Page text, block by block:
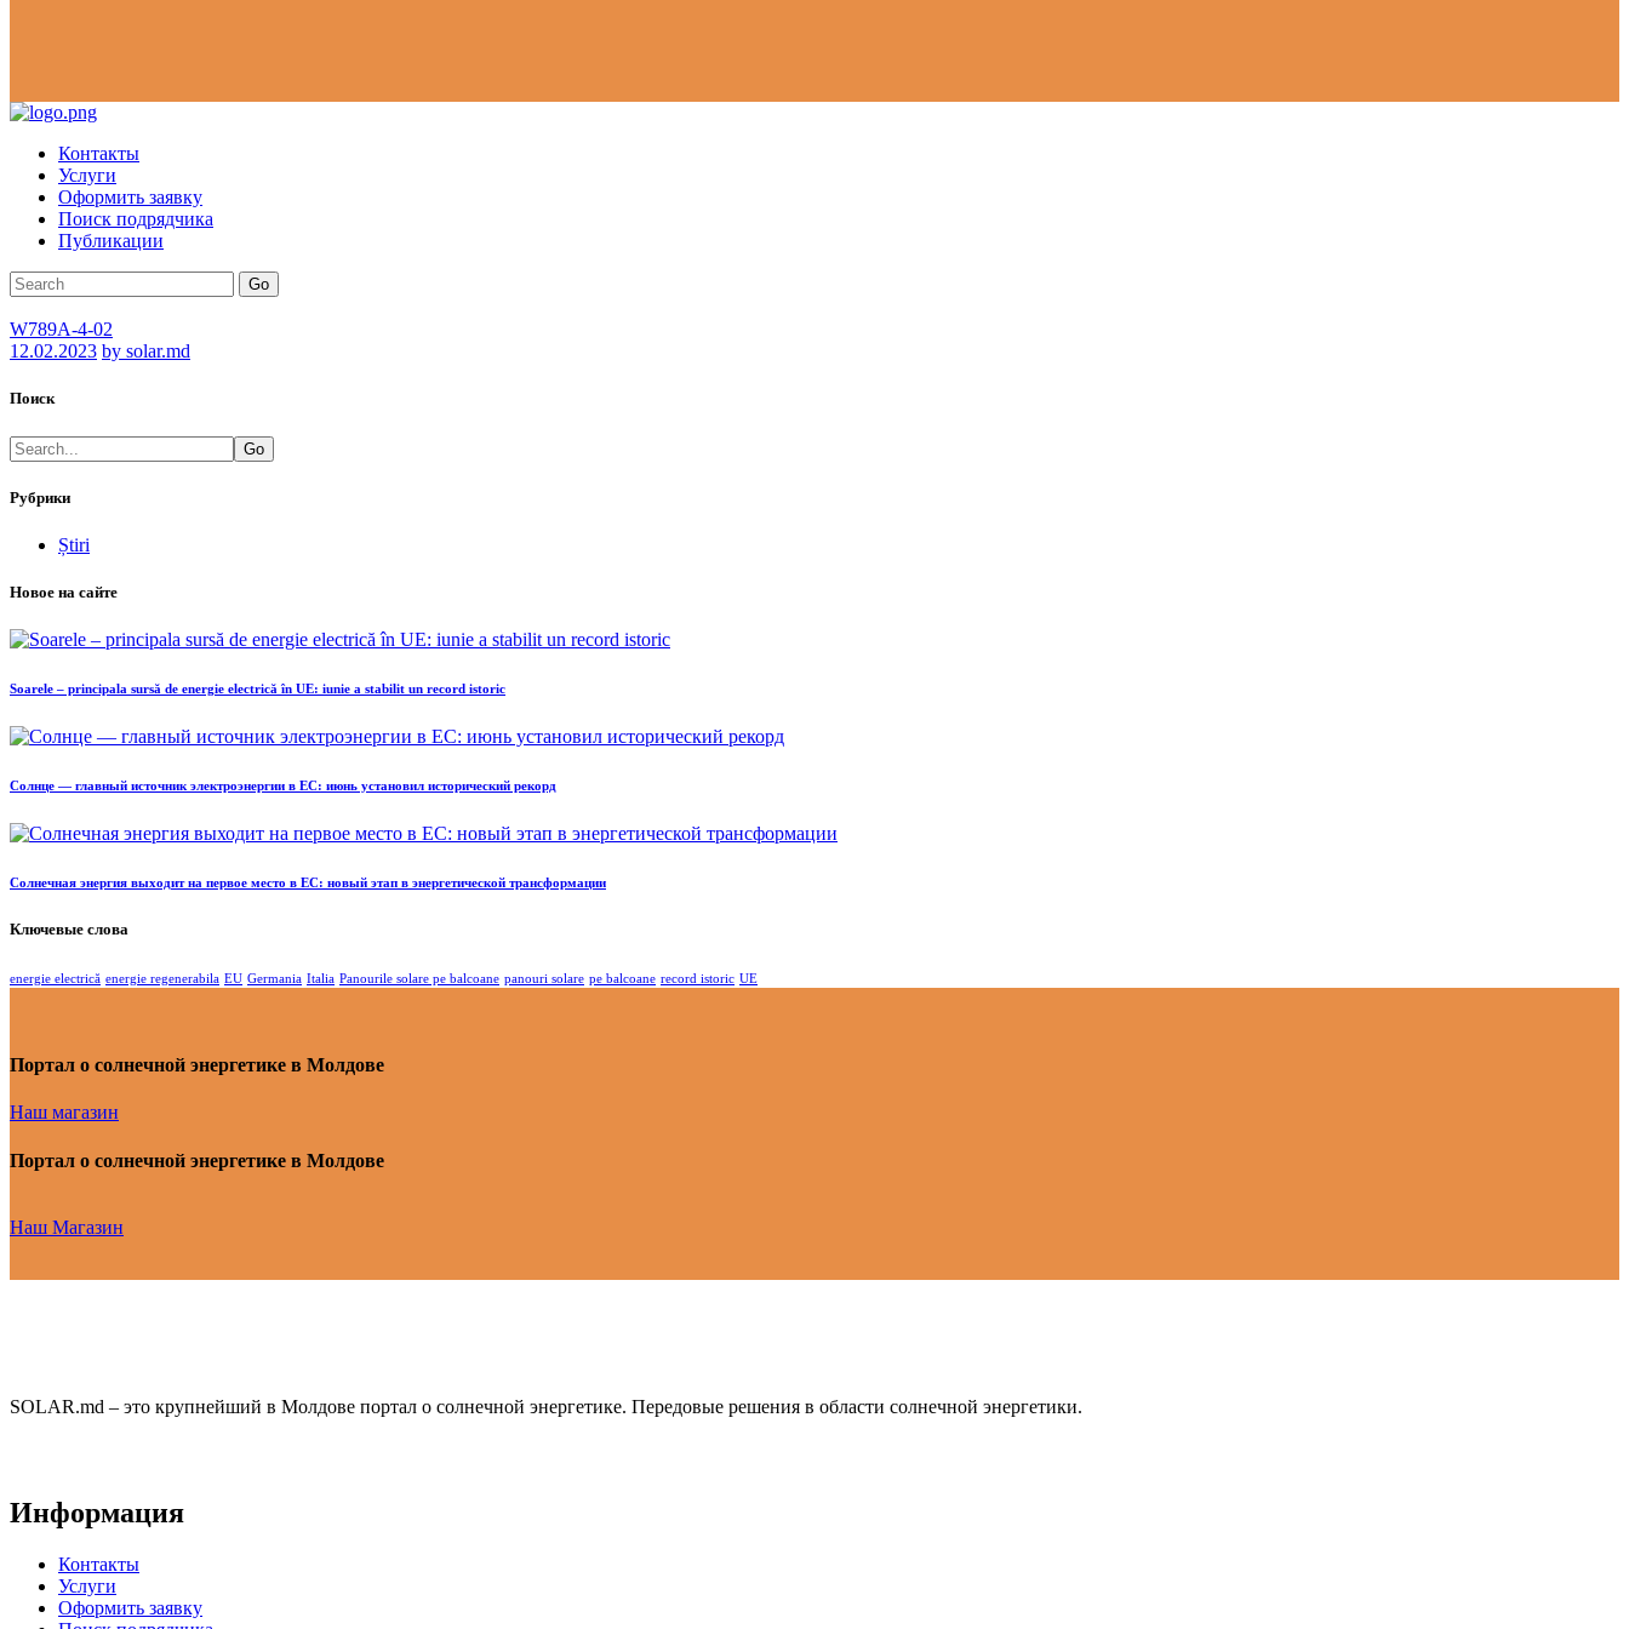
Контакты
Услуги
Оформить заявку
Поиск подрядчика
Публикации
Go
W789A-4-02
12.02.2023 by solar.md
Поиск
Go
Рубрики
Știri
Новое на сайте
Soarele – principala sursă de energie electrică în UE: iunie a stabilit un record istoric
Солнце — главный источник электроэнергии в ЕС: июнь установил исторический рекорд
Солнечная энергия выходит на первое место в ЕС: новый этап в энергетической трансформации
Ключевые слова
energie electrică energie regenerabila EU Germania Italia Panourile solare pe balcoane panouri solare pe balcoane record istoric UE
Портал о солнечной энергетике в Молдове
Наш магазин
Портал о солнечной энергетике в Молдове
Наш Магазин
SOLAR.md – это крупнейший в Молдове портал о солнечной энергетике. Передовые решения в области солнечной энергетики.
Информация
Контакты
Услуги
Оформить заявку